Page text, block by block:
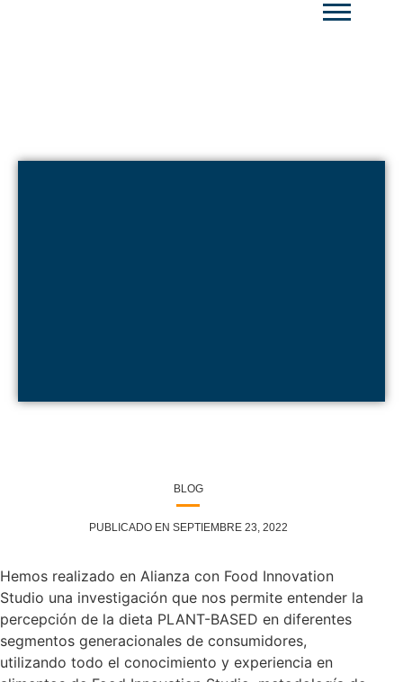
BLOG
PUBLICADO EN SEPTIEMBRE 23, 2022
Hemos realizado en Alianza con Food Innovation
Studio una investigación que nos permite entender la
percepción de la dieta PLANT-BASED en diferentes
segmentos generacionales de consumidores,
utilizando todo el conocimiento y experiencia en